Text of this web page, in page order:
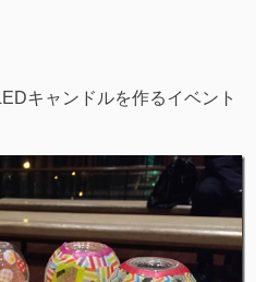
キャンドルを作るイベント